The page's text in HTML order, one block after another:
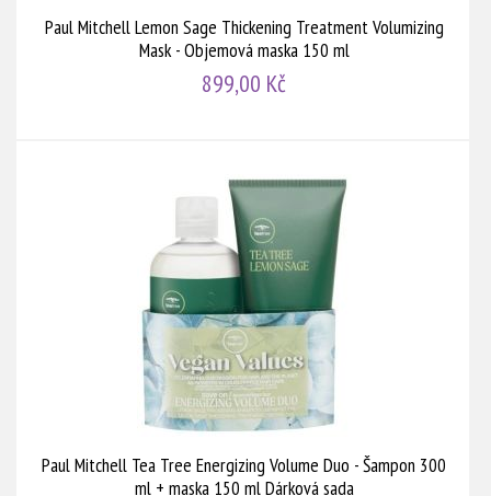
Paul Mitchell Lemon Sage Thickening Treatment Volumizing
Mask - Objemová maska 150 ml
899,00 Kč
Paul Mitchell Tea Tree Energizing Volume Duo - Šampon 300
ml + maska 150 ml Dárková sada